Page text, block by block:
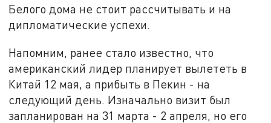
Белого дома не стоит рассчитывать и на
дипломатические успехи.
Напомним, ранее стало известно, что
американский лидер планирует вылететь в
Китай 12 мая, а прибыть в Пекин - на
следующий день. Изначально визит был
запланирован на 31 марта - 2 апреля, но его